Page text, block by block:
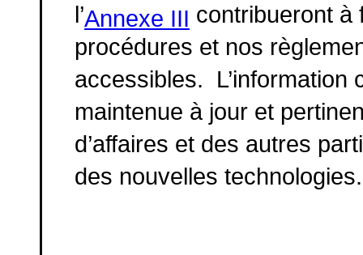
l’Annexe III contribueront à
procédures et nos
accessibles. L’information
maintenue à jour et
d’affaires et des autres
des nouvelles technologies.